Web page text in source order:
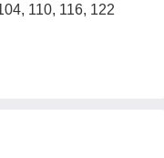
110, 116, 122